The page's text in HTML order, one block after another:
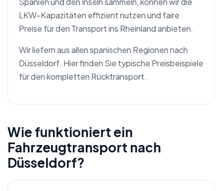
LKW-Kapazitäten effizient nutzen und faire
Preise für den Transport ins Rheinland anbieten.
Wir liefern aus allen spanischen Regionen nach
Düsseldorf. Hier finden Sie typische Preisbeispiele
für den kompletten Rücktransport.
Wie funktioniert ein
Fahrzeugtransport nach
Düsseldorf?